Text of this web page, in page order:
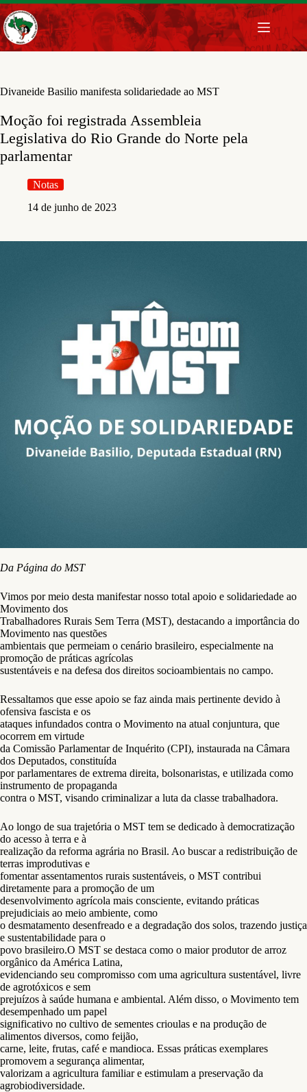
Pular
para
o
conteúdo
Divaneide Basilio manifesta solidariedade ao MST
Moção foi registrada Assembleia
Legislativa do Rio Grande do Norte pela
parlamentar
Notas
14 de junho de 2023
Da Página do MST
Vimos por meio desta manifestar nosso total apoio e solidariedade ao
Movimento dos
Trabalhadores Rurais Sem Terra (MST), destacando a importância do
Movimento nas questões
ambientais que permeiam o cenário brasileiro, especialmente na
promoção de práticas agrícolas
sustentáveis e na defesa dos direitos socioambientais no campo.
Ressaltamos que esse apoio se faz ainda mais pertinente devido à
ofensiva fascista e os
ataques infundados contra o Movimento na atual conjuntura, que
ocorrem em virtude
da Comissão Parlamentar de Inquérito (CPI), instaurada na Câmara
dos Deputados, constituída
por parlamentares de extrema direita, bolsonaristas, e utilizada como
instrumento de propaganda
contra o MST, visando criminalizar a luta da classe trabalhadora.
Ao longo de sua trajetória o MST tem se dedicado à democratização
do acesso à terra e à
realização da reforma agrária no Brasil. Ao buscar a redistribuição de
terras improdutivas e
fomentar assentamentos rurais sustentáveis, o MST contribui
diretamente para a promoção de um
desenvolvimento agrícola mais consciente, evitando práticas
prejudiciais ao meio ambiente, como
o desmatamento desenfreado e a degradação dos solos, trazendo justiça
e sustentabilidade para o
povo brasileiro.O MST se destaca como o maior produtor de arroz
orgânico da América Latina,
evidenciando seu compromisso com uma agricultura sustentável, livre
de agrotóxicos e sem
prejuízos à saúde humana e ambiental. Além disso, o Movimento tem
desempenhado um papel
significativo no cultivo de sementes crioulas e na produção de
alimentos diversos, como feijão,
carne, leite, frutas, café e mandioca. Essas práticas exemplares
promovem a segurança alimentar,
valorizam a agricultura familiar e estimulam a preservação da
agrobiodiversidade.